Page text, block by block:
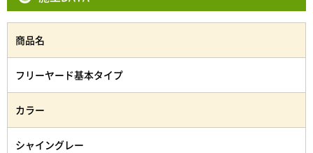
商品名
フリーヤード基本タイプ
カラー
シャイングレー